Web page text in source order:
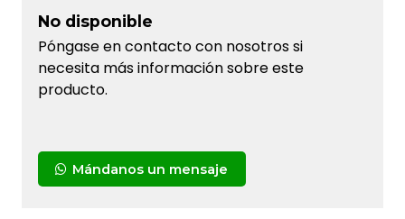
No disponible
Póngase en contacto con nosotros si
necesita más información sobre este
producto.
Mándanos un mensaje